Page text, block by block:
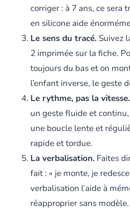
corriger : à 7 ans, ce sera
en silicone aide
Le sens du tracé. Suivez
2 imprimée sur la fiche.
toujours du bas et on
l’enfant inverse, le geste
Le rythme, pas la vitesse.
un geste fluide et
une boucle lente et
rapide et tordue.
La verbalisation. Faites
fait : « je monte, je
verbalisation l’aide à
réapproprier sans modèle.